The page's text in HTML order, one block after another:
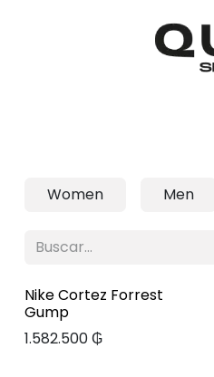
Women Men
Nike Cortez Forrest
Gump
1.582.500₲